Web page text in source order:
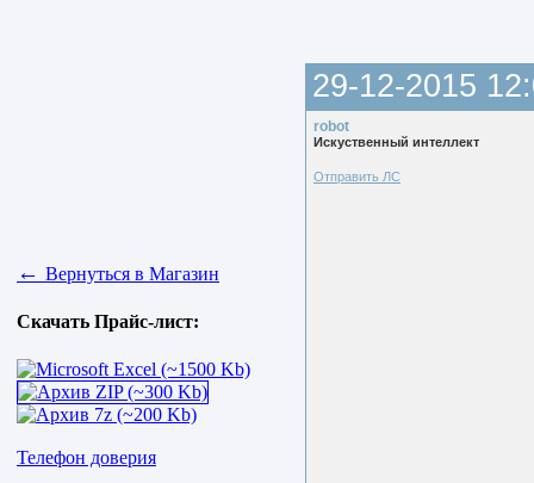
← Вернуться в Магазин
Скачать Прайс-лист:
Телефон доверия
29-12-2015
robot
Искуственный интеллект
Отправить ЛС